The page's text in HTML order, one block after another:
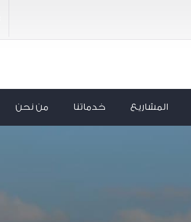
من نحن خدماتنا المشاريع